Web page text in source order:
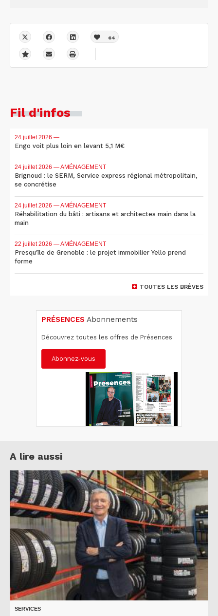
64
Fil d'infos
24 juillet 2026 —
Engo voit plus loin en levant 5,1 M€
24 juillet 2026 — AMÉNAGEMENT
Brignoud : le SERM, Service express régional métropolitain,
se concrétise
24 juillet 2026 — AMÉNAGEMENT
Réhabilitation du bâti : artisans et architectes main dans la
main
22 juillet 2026 — AMÉNAGEMENT
Presqu'île de Grenoble : le projet immobilier Yello prend
forme
TOUTES LES BRÈVES
PRÉSENCES Abonnements
Découvrez toutes les offres de Présences
Abonnez-vous
A lire aussi
SERVICES